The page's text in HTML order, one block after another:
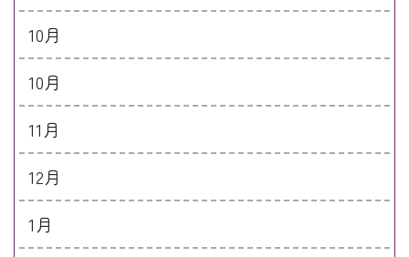
10月
10月
11月
12月
1月